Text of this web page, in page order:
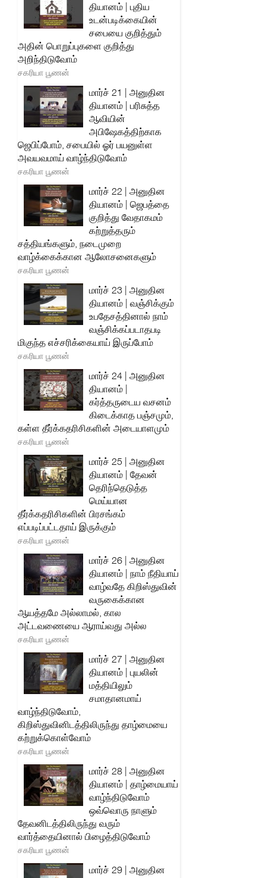
தியானம் | புதிய
உடன்படிக்கையின்
சபையை குறித்தும்
அதின் பொறுப்புகளை குறித்து
அறிந்திடுவோம்
சகரியா பூணன்
மார்ச் 21 | அனுதின
தியானம் | பரிசுத்த
ஆவியின்
அபிஷேகத்திற்காக
ஜெபிப்போம், சபையில் ஓர் பயனுள்ள
அவயவமாய் வாழ்ந்திடுவோம்
சகரியா பூணன்
மார்ச் 22 | அனுதின
தியானம் | ஜெபத்தை
குறித்து வேதாகமம்
கற்றுத்தரும்
சத்தியங்களும், நடைமுறை
வாழ்க்கைக்கான ஆலோசனைகளும்
சகரியா பூணன்
மார்ச் 23 | அனுதின
தியானம் | வஞ்சிக்கும்
உபதேசத்தினால் நாம்
வஞ்சிக்கப்படாதபடி
மிகுந்த எச்சரிக்கையாய் இருப்போம்
சகரியா பூணன்
மார்ச் 24 | அனுதின
தியானம் |
கர்த்தருடைய வசனம்
கிடைக்காத பஞ்சமும்,
கள்ள தீர்க்கதரிசிகளின் அடையாளமும்
சகரியா பூணன்
மார்ச் 25 | அனுதின
தியானம் | தேவன்
தெரிந்தெடுத்த
மெய்யான
தீர்க்கதரிசிகளின் பிரசங்கம்
எப்படிப்பட்டதாய் இருக்கும்
சகரியா பூணன்
மார்ச் 26 | அனுதின
தியானம் | நாம் நீதியாய்
வாழ்வதே கிறிஸ்துவின்
வருகைக்கான
ஆயத்தமே அல்லாமல், கால
அட்டவணையை ஆராய்வது அல்ல
சகரியா பூணன்
மார்ச் 27 | அனுதின
தியானம் | புயலின்
மத்தியிலும்
சமாதானமாய்
வாழ்ந்திடுவோம்,
கிறிஸ்துவினிடத்திலிருந்து தாழ்மையை
கற்றுக்கொள்வோம்
சகரியா பூணன்
மார்ச் 28 | அனுதின
தியானம் | தாழ்மையாய்
வாழ்ந்திடுவோம்
ஒவ்வொரு நாளும்
தேவனிடத்திலிருந்து வரும்
வார்த்தையினால் பிழைத்திடுவோம்
சகரியா பூணன்
மார்ச் 29 | அனுதின